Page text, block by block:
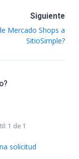
Siguiente
Mercado Shops a
SitioSimple?
1 de 1
solicitud